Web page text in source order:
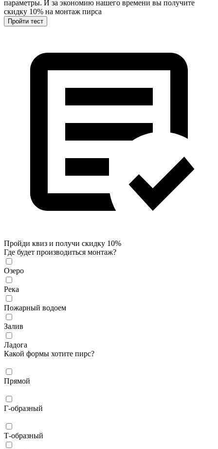
параметры. И за экономию нашего времени вы получите
скидку 10% на монтаж пирса
Пройти тест
Пройди квиз и получи скидку 10%
Где будет производиться монтаж?
Озеро
Река
Пожарный водоем
Залив
Ладога
Какой формы хотите пирс?
Прямой
Г-образный
Т-образный